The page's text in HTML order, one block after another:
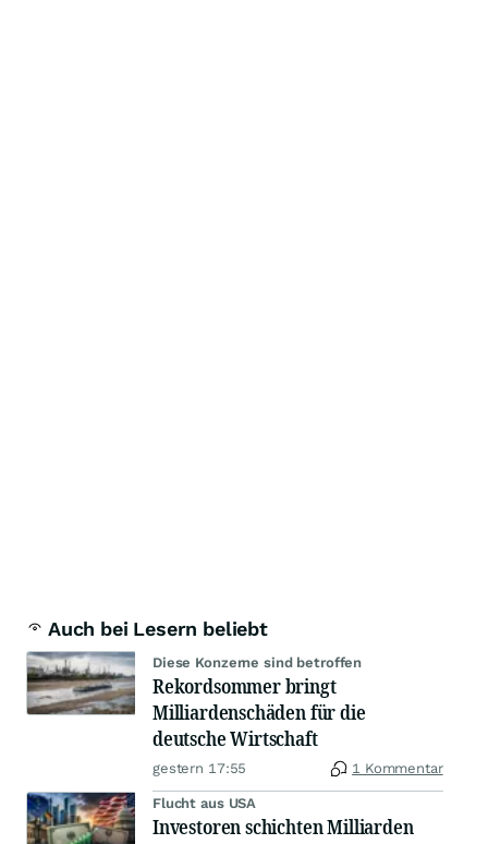
Auch bei Lesern beliebt
Diese Konzerne sind betroffen
Rekordsommer bringt
Milliardenschäden für die
deutsche Wirtschaft
gestern 17:55 1 Kommentar
Flucht aus USA
Investoren schichten Milliarden